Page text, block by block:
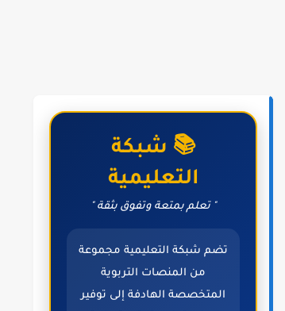
📚 شبكة
التعليمية
" تعلم بمتعة وتفوق بثقة "
تضم شبكة التعليمية مجموعة
من المنصات التربوية
المتخصصة الهادفة إلى توفير